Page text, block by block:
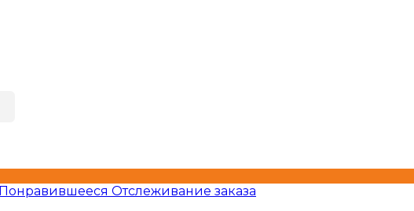
Понравившееся Отслеживание заказа